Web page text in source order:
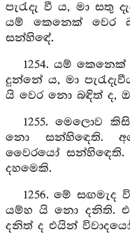
පැරැදැ වී ය, මා සතු
යම් කෙනෙක් වෙර
සන්හිඳේ.
1254. යම්
දුන්නේ ය, මා
යි වෙර නො බඳිත් ද,
1255. මෙලොව
නො සන්හිඳෙති.
වෛරයෝ සන්හිඳෙති.
දහමෙකි.
1256. මේ
යම්හ යි නො දනිති.
දනිත් ද එයින්